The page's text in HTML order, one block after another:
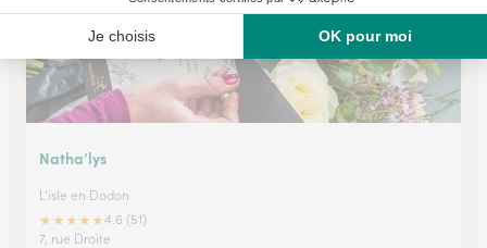
Natha’lys
L'isle en Dodon
★★★★★4.6 (51)
7, rue Droite